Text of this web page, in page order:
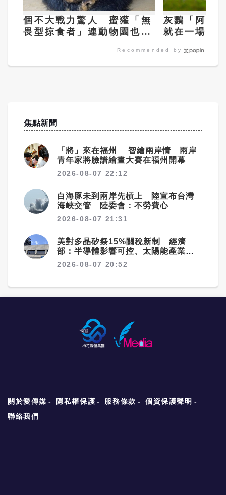
個不大戰力驚人 蜜獾「無
畏型掠食者」連動物園也頭
疼
灰鸚「阿布
就在一場意
Recommended by
焦點新聞
「將」來在福州 智繪兩岸情 兩岸
青年家將臉譜繪畫大賽在福州開幕
2026-08-07 22:12
白海豚未到兩岸先槓上 陸宣布台灣
海峽交管 陸委會：不勞費心
2026-08-07 21:31
美對多晶矽祭15%關稅新制 經濟
部：半導體影響可控、太陽能產業衝
擊有限
2026-08-07 20:52
關於愛傳媒 隱私權保護 服務條款
個資保護聲明
聯絡我們